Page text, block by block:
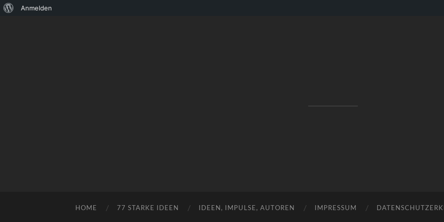
Über
Anmelden
HOME 77 STARKE IDEEN IDEEN, IMPULSE, AUTOREN IMPRESSUM